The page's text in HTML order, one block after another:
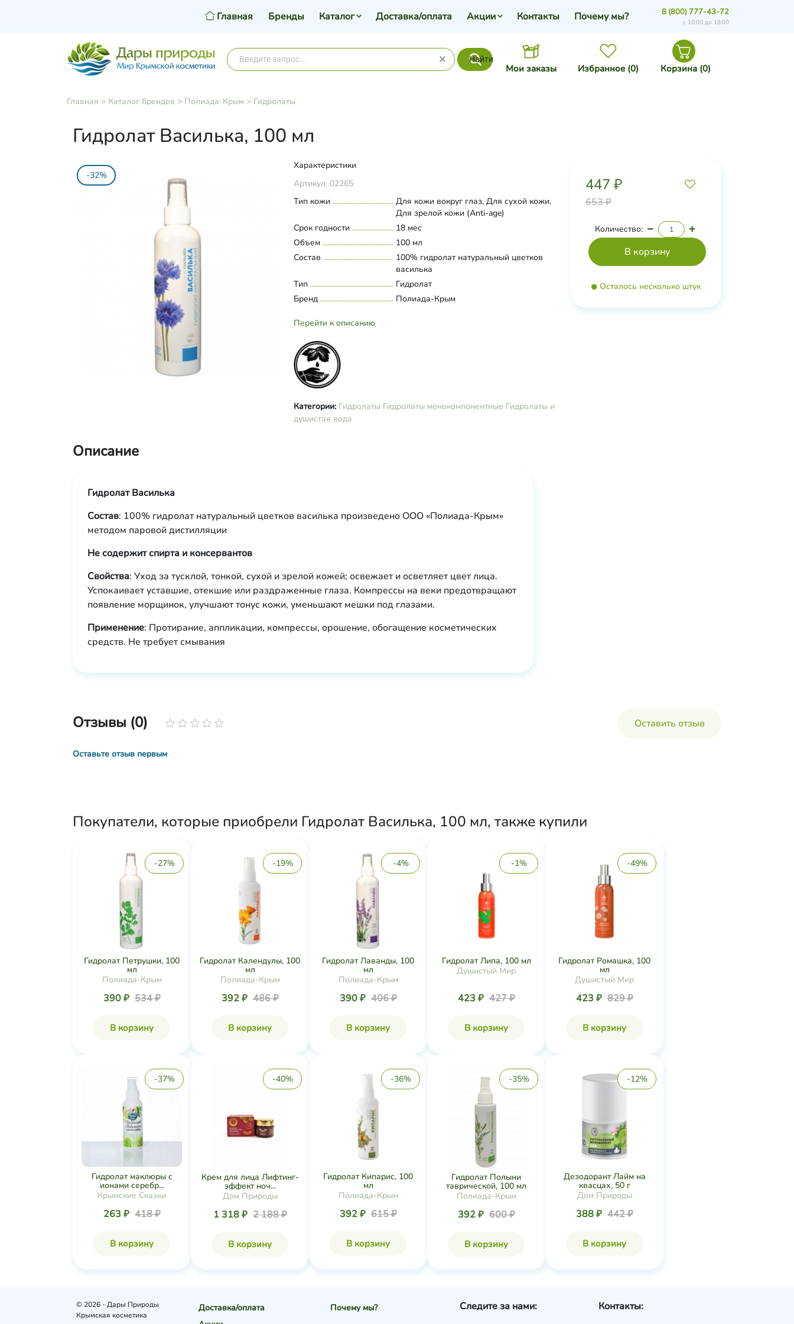
Найти
Мои заказы Избранное (0) Корзина (0)
Главная Бренды Каталог Доставка/оплата Акции Контакты Почему мы? 8 (800) 777-43-72
с 10:00 до 18:00
Главная > Каталог брендов > Полиада-Крым > Гидролаты
Гидролат Василька, 100 мл
-32%
Характеристики
Артикул: 02265
Тип кожи
Для кожи вокруг глаз, Для сухой кожи,
Для зрелой кожи (Anti-age)
Срок годности
18 мес
Объем
100 мл
Состав
100% гидролат натуральный цветков
василька
Тип
Гидролат
Бренд
Полиада-Крым
Перейти к описанию
Категории: Гидролаты Гидролаты монокомпонентные Гидролаты и
душистая вода
447 ₽
653 ₽
Количество:
Осталось несколько штук
Описание
Гидролат Василька
Состав: 100% гидролат натуральный цветков василька произведено ООО «Полиада-Крым»
методом паровой дистилляции
Не содержит спирта и консервантов
Свойства: Уход за тусклой, тонкой, сухой и зрелой кожей; освежает и осветляет цвет лица.
Успокаивает уставшие, отекшие или раздраженные глаза. Компрессы на веки предотвращают
появление морщинок, улучшают тонус кожи, уменьшают мешки под глазами.
Применение: Протирание, аппликации, компрессы, орошение, обогащение косметических
средств. Не требует смывания
Отзывы (0) Оставить отзыв
Оставьте отзыв первым
Покупатели, которые приобрели Гидролат Василька, 100 мл, также купили
-27%
Гидролат Петрушки, 100
мл
Полиада-Крым
390 ₽ 534 ₽
В корзину
-19%
Гидролат Календулы, 100
мл
Полиада-Крым
392 ₽ 486 ₽
В корзину
-4%
Гидролат Лаванды, 100
мл
Полиада-Крым
390 ₽ 406 ₽
В корзину
-1%
Гидролат Липа, 100 мл
Душистый Мир
423 ₽ 427 ₽
В корзину
-49%
Гидролат Ромашка, 100
мл
Душистый Мир
423 ₽ 829 ₽
В корзину
-37%
Гидролат маклюры с
ионами серебр...
Крымские Сказки
263 ₽ 418 ₽
В корзину
-40%
Крем для лица Лифтинг-
эффект ноч...
Дом Природы
1 318 ₽ 2 188 ₽
В корзину
-36%
Гидролат Кипарис, 100
мл
Полиада-Крым
392 ₽ 615 ₽
В корзину
-35%
Гидролат Полыни
таврической, 100 мл
Полиада-Крым
392 ₽ 600 ₽
В корзину
-12%
Дезодорант Лайм на
квасцах, 50 г
Дом Природы
388 ₽ 442 ₽
В корзину
© 2026 - Дары Природы
Крымская косметика
Доставка/оплата
Почему мы? Следите за нами: Контакты: